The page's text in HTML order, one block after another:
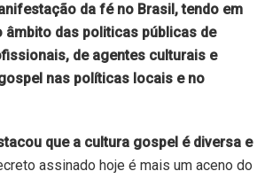
da fé no Brasil, tendo em
das politicas públicas de
de agentes culturais e
nas políticas locais e no
que a cultura gospel é diversa e
assinado hoje é mais um aceno do